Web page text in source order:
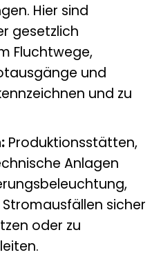
Hier sind
gesetzlich
Fluchtwege,
und
und zu
Produktionsstätten,
Anlagen
sicher
oder zu